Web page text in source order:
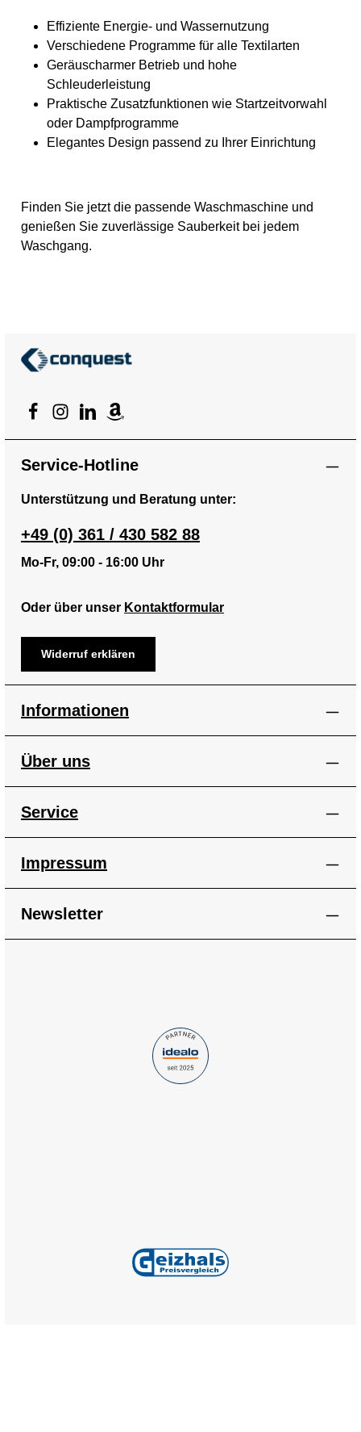
Effiziente Energie- und Wassernutzung
Verschiedene Programme für alle Textilarten
Geräuscharmer Betrieb und hohe
Schleuderleistung
Praktische Zusatzfunktionen wie Startzeitvorwahl
oder Dampfprogramme
Elegantes Design passend zu Ihrer Einrichtung
Finden Sie jetzt die passende Waschmaschine und
genießen Sie zuverlässige Sauberkeit bei jedem
Waschgang.
Service-Hotline
Unterstützung und Beratung unter:
+49 (0) 361 / 430 582 88
Mo-Fr, 09:00 - 16:00 Uhr
Oder über unser Kontaktformular
Widerruf erklären
Informationen
Über uns
Service
Impressum
Newsletter